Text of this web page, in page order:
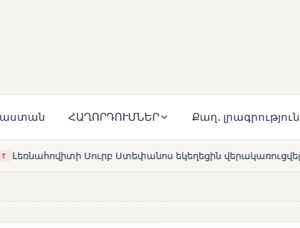
ՀԱՂՈՐԴՈՒՄՆԵՐ Քաղ. լրագրություն
եկեղեցին վերակառուցվել է Կարապետյան ընտանիքի